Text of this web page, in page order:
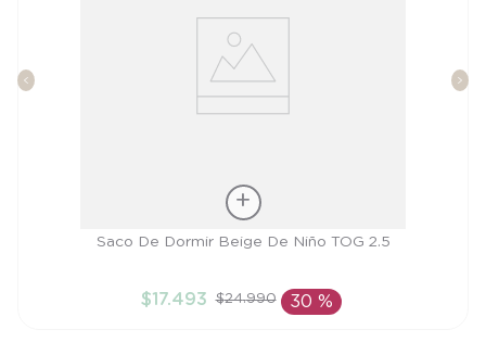
AÑADIR AL CARRITO
Saco De Dormir Beige De Niño TOG 2.5
$17.493 $24.990 30 %